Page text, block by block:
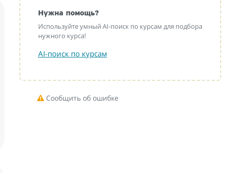
Нужна помощь?
Используйте умный AI-поиск по курсам для подбора
нужного курса!
AI-поиск по курсам
Сообщить об ошибке